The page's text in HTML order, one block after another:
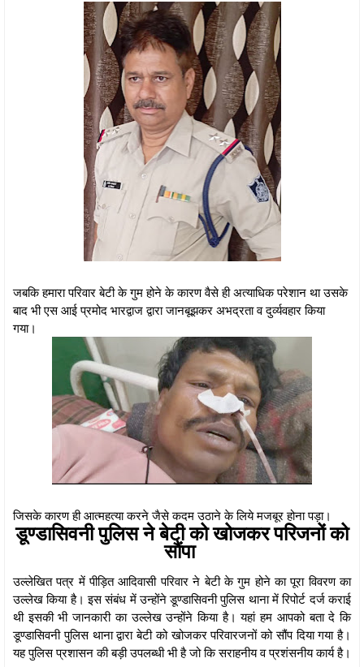
जबकि हमारा परिवार बेटी के गुम होने के कारण वैसे ही अत्याधिक परेशान था उसके
बाद भी एस आई प्रमोद भारद्वाज द्वारा जानबूझकर अभद्रता व दुर्व्यवहार किया
गया।
जिसके कारण ही आत्महत्या करने जैसे कदम उठाने के लिये मजबूर होना पड़ा।
डूण्डासिवनी पुलिस ने बेटी को खोजकर परिजनों को
सौंपा
उल्लेखित पत्र में पीड़ित आदिवासी परिवार ने बेटी के गुम होने का पूरा विवरण का
उल्लेख किया है। इस संबंध में उन्होंने डूण्डासिवनी पुलिस थाना में रिपोर्ट दर्ज कराई
थी इसकी भी जानकारी का उल्लेख उन्होंने किया है। यहां हम आपको बता दे कि
डूण्डासिवनी पुलिस थाना द्वारा बेटी को खोजकर परिवारजनों को सौंप दिया गया है।
यह पुलिस प्रशासन की बड़ी उपलब्धी भी है जो कि सराहनीय व प्रशंसनीय कार्य है।